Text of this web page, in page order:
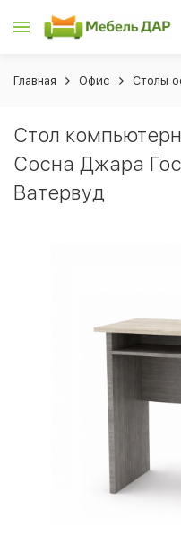
Главная Офис Столы
Стол
Сосна Джара
Ватервуд